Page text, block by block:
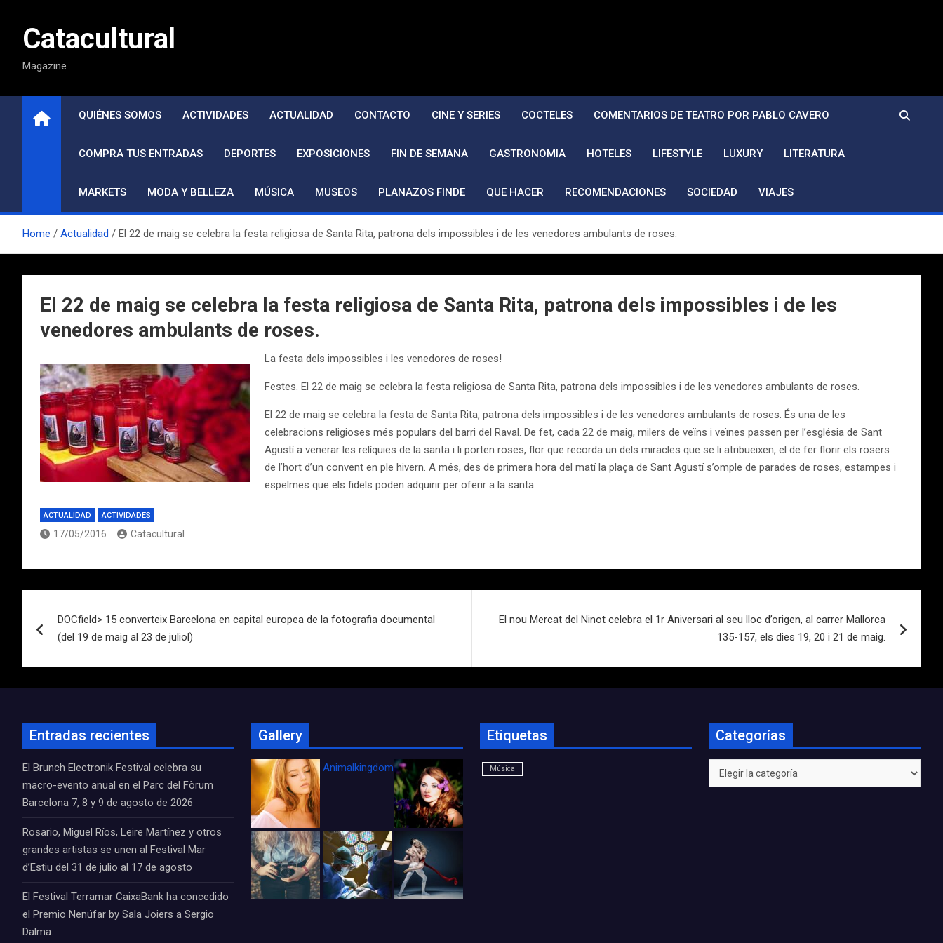
contenidoCatacultural
Magazine
QUIÉNES SOMOS ACTIVIDADES ACTUALIDAD CONTACTO CINE Y SERIES COCTELES COMENTARIOS DE TEATRO POR PABLO CAVERO
COMPRA TUS ENTRADAS DEPORTES EXPOSICIONES FIN DE SEMANA GASTRONOMIA HOTELES LIFESTYLE LUXURY LITERATURA
MARKETS MODA Y BELLEZA MÚSICA MUSEOS PLANAZOS FINDE QUE HACER RECOMENDACIONES SOCIEDAD VIAJES
Home Actualidad El 22 de maig se celebra la festa religiosa de Santa Rita, patrona dels impossibles i de les venedores ambulants de roses.
El 22 de maig se celebra la festa religiosa de Santa Rita, patrona dels impossibles i de les
venedores ambulants de roses.
La festa dels impossibles i les venedores de roses!
Festes. El 22 de maig se celebra la festa religiosa de Santa Rita, patrona dels impossibles i de les venedores ambulants de roses.
El 22 de maig se celebra la festa de Santa Rita, patrona dels impossibles i de les venedores ambulants de roses. És una de les
celebracions religioses més populars del barri del Raval. De fet, cada 22 de maig, milers de veïns i veïnes passen per l’església de Sant
Agustí a venerar les relíquies de la santa i li porten roses, flor que recorda un dels miracles que se li atribueixen, el de fer florir els rosers
de l’hort d’un convent en ple hivern. A més, des de primera hora del matí la plaça de Sant Agustí s’omple de parades de roses, estampes i
espelmes que els fidels poden adquirir per oferir a la santa.
ACTUALIDAD ACTIVIDADES
17/05/2016 Catacultural
de
entradas
DOCfield> 15 converteix Barcelona en capital europea de la fotografia documental
(del 19 de maig al 23 de juliol)
El nou Mercat del Ninot celebra el 1r Aniversari al seu lloc d’origen, al carrer Mallorca
135-157, els dies 19, 20 i 21 de maig.
Entradas recientes
El Brunch Electronik Festival celebra su
macro-evento anual en el Parc del Fòrum
Barcelona 7, 8 y 9 de agosto de 2026
Rosario, Miguel Ríos, Leire Martínez y otros
grandes artistas se unen al Festival Mar
d’Estiu del 31 de julio al 17 de agosto
El Festival Terramar CaixaBank ha concedido
el Premio Nenúfar by Sala Joiers a Sergio
Dalma.
Gallery
Animalkingdom_FichaCine
Etiquetas
Música
Categorías
Categorías